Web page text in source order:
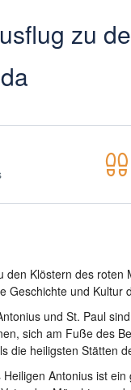
zu
den Klöstern des
Geschichte und Kultur
und St. Paul
sich am Fuße des
die heiligsten Stätten
Heiligen Antonius ist